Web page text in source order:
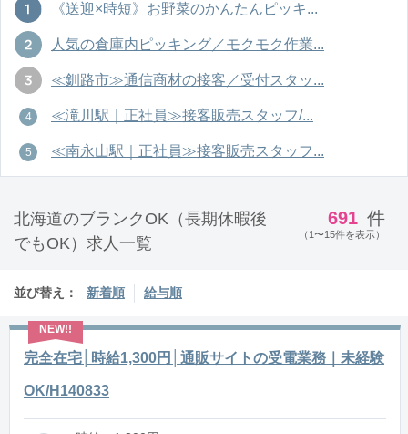
《送迎×時短》お野菜のかんたんピッキ...
人気の倉庫内ピッキング／モクモク作業...
≪釧路市≫通信商材の接客／受付スタッ...
≪滝川駅｜正社員≫接客販売スタッフ/...
≪南永山駅｜正社員≫接客販売スタッフ...
北海道のブランクOK（長期休暇後
でもOK）求人一覧
691 件
（1〜15件を表示）
並び替え： 新着順 給与順
完全在宅│時給1,300円│通販サイトの受電業務｜未経験
OK/H140833